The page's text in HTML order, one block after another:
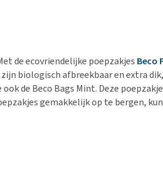
de ecovriendelijke poepzakjes Beco
biologisch afbreekbaar en extra
de Beco Bags Mint. Deze
gemakkelijk op te bergen,